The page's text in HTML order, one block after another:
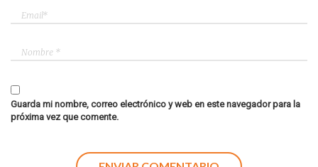
Guarda mi nombre, correo electrónico y web en este navegador para la
próxima vez que comente.